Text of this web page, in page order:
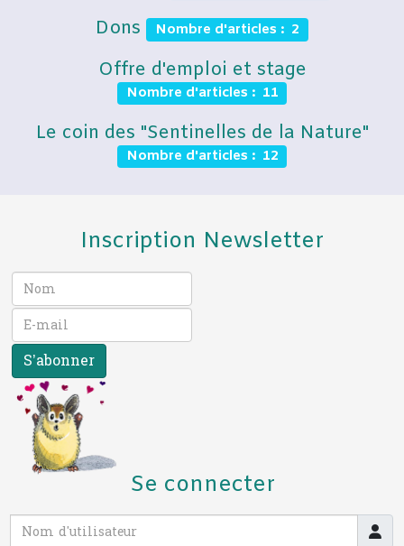
Dons Nombre d'articles : 2
Offre d'emploi et stage
Nombre d'articles : 11
Le coin des "Sentinelles de la Nature"
Nombre d'articles : 12
Inscription Newsletter
S’abonner
Se connecter
Nom d'utilisateur